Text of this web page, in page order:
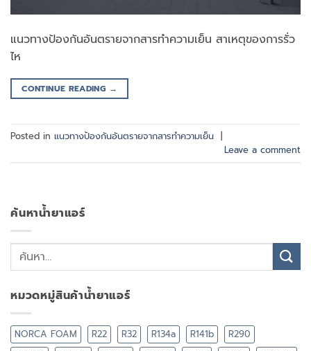
แนวทางป้องกันอันตรายจากสารทำความเย็น สาเหตุของการรั่ว
ไห
CONTINUE READING →
Posted in แนวทางป้องกันอันตรายจากสารทำความเย็น |
Leave a comment
ค้นหาน้ำยาแอร์
หมวดหมู่สินค้าน้ำยาแอร์
NORCA FOAM R22 R32 R134a R141b
R290